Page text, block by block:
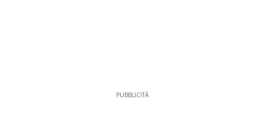
PUBBLICITÀ